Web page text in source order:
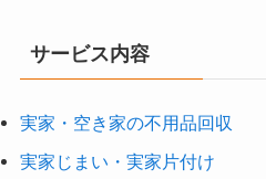
サービス内容
実家・空き家の不用品回収
実家じまい・実家片付け